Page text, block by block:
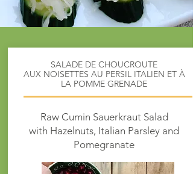
SALADE DE CHOUCROUTE
AUX NOISETTES AU PERSIL ITALIEN ET À
LA POMME GRENADE
Raw Cumin Sauerkraut Salad
with Hazelnuts, Italian Parsley and
Pomegranate